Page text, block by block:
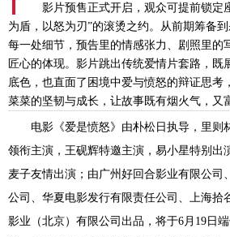
影片预售正式开启，观众可提前锁定
为盾，以怒为刃”的滚烫之约。从前期筹备
每一处细节，预告里的情感张力、剧照里的
匠心的体现。影片跳出传统爱情片套路，既
底色，也直面了困境中爱与愤怒的辩证思考
菜菜的坚韧与成长，让故事既有烟火气，又
电影《爱是愤怒》由朴松日执导，里则
领衔主演，王砚辉特邀主演，易小星特别出
麦子友情出演；由广州好回合影业有限公司
公司、华夏电影发行有限责任公司、上海拾
影业（北京）有限公司出品，将于6月19日